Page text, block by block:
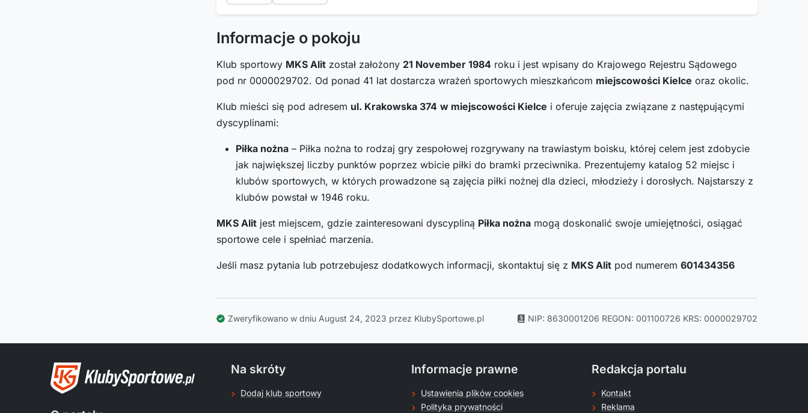
Informacje o pokoju
Klub sportowy MKS Alit został założony 21 November 1984 roku i jest wpisany do Krajowego Rejestru Sądowego
pod nr 0000029702. Od ponad 41 lat dostarcza wrażeń sportowych mieszkańcom miejscowości Kielce oraz okolic.
Klub mieści się pod adresem ul. Krakowska 374 w miejscowości Kielce i oferuje zajęcia związane z następującymi
dyscyplinami:
Piłka nożna – Piłka nożna to rodzaj gry zespołowej rozgrywany na trawiastym boisku, której celem jest zdobycie
jak największej liczby punktów poprzez wbicie piłki do bramki przeciwnika. Prezentujemy katalog 52 miejsc i
klubów sportowych, w których prowadzone są zajęcia piłki nożnej dla dzieci, młodzieży i dorosłych. Najstarszy z
klubów powstał w 1946 roku.
MKS Alit jest miejscem, gdzie zainteresowani dyscypliną Piłka nożna mogą doskonalić swoje umiejętności, osiągać
sportowe cele i spełniać marzenia.
Jeśli masz pytania lub potrzebujesz dodatkowych informacji, skontaktuj się z MKS Alit pod numerem 601434356
Zweryfikowano w dniu August 24, 2023 przez KlubySportowe.pl NIP: 8630001206 REGON: 001100726 KRS: 0000029702
Na skróty
Dodaj klub sportowy
Informacje prawne
Ustawienia plików cookies
Polityka prywatności
Redakcja portalu
Kontakt
Reklama